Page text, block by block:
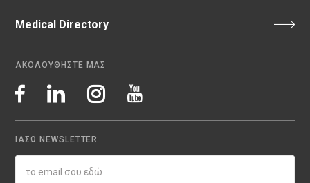
Medical Directory
ΑΚΟΛΟΥΘΗΣΤΕ ΜΑΣ
ΙΑΣΩ NEWSLETTER